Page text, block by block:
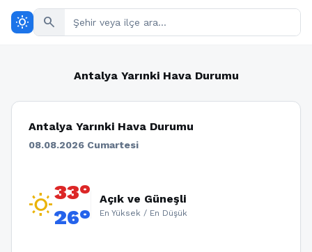
wb_sunny search
Antalya Yarınki Hava Durumu
Antalya Yarınki Hava Durumu
08.08.2026 Cumartesi
wb_sunny33°
26°
Açık ve Güneşli
En Yüksek / En Düşük